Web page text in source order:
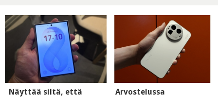
Näyttää siltä, että
Arvostelussa